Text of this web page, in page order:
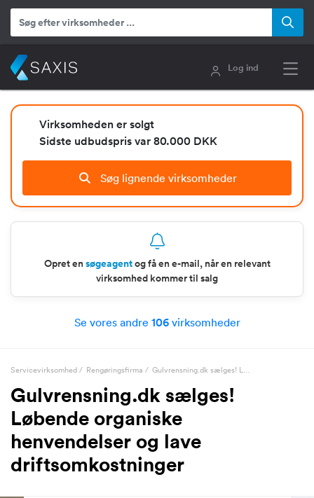
Log ind
Virksomheden er solgt
Sidste udbudspris var 80.000 DKK
Søg lignende virksomheder
Opret en søgeagentog få en e-mail, når en relevant
virksomhed kommer til salg
Se vores andre 106virksomheder
Servicevirksomhed/ Rengøringsfirma / Gulvrensning.dk sælges! L...
Gulvrensning.dk sælges!
Løbende organiske
henvendelser og lave
driftsomkostninger